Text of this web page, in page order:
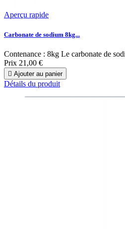
Aperçu rapide
Carbonate de sodium 8kg...
Contenance : 8kg Le carbonate de
Prix 21,00 €
 Ajouter au panier
Détails du produit